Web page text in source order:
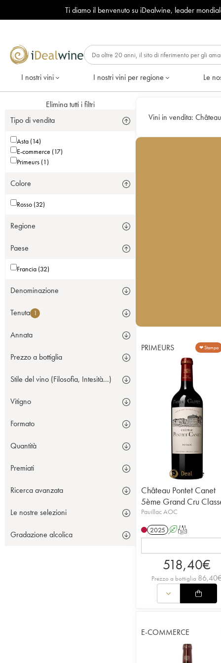
Ti diamo il benvenuto su iDealwine, leader
I nostri vini I nostri vini per regione Le
Elimina tutti i filtri
Tipo di vendita
Asta (14)
E-commerce (17)
Primeurs (1)
Colore
Rosso (32)
Regione
Paese
Francia (32)
Denominazione
Tenuta 1
Annata
Prezzo a bottiglia
Stile del vino (Filosofia, Intesità...)
Vitigno
Formato
Quantità
Premiati
Ricerca avanzata
Le nostre selezioni
Gradazione alcolica
Vini in vendita:
PRIMEURS ❤ Stampa
Château Pontet Canet
5ème Grand Cru
Pauillac AOC
2025 AT
518,40€
Prezzo a bottiglia 86,40
E-COMMERCE